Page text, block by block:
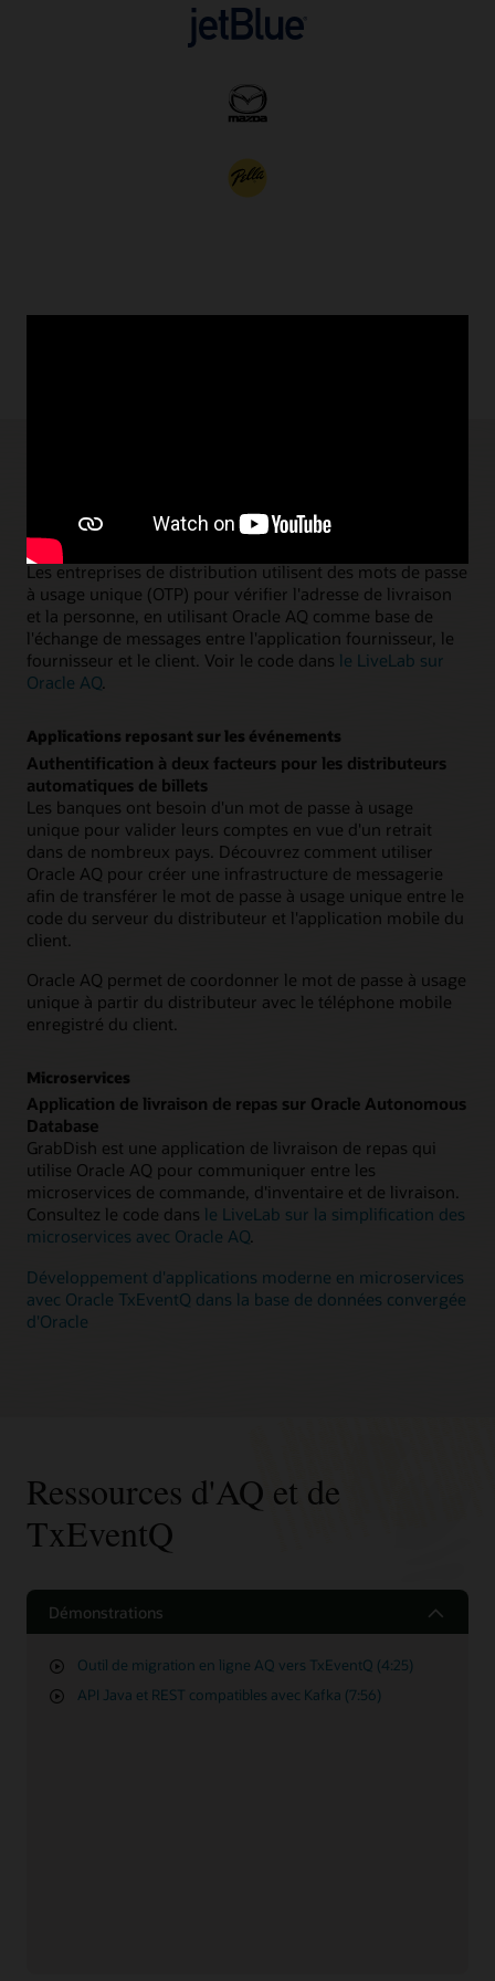
Workflows d'application
Workflow de garantie de livraison au détail
Les entreprises de distribution utilisent des mots de passe
à usage unique (OTP) pour vérifier l'adresse de livraison
et la personne, en utilisant Oracle AQ comme base de
l'échange de messages entre l'application fournisseur, le
fournisseur et le client. Voir le code dans le LiveLab sur
Oracle AQ.
Applications reposant sur les événements
Authentification à deux facteurs pour les distributeurs
automatiques de billets
Les banques ont besoin d'un mot de passe à usage
unique pour valider leurs comptes en vue d'un retrait
dans de nombreux pays. Découvrez comment utiliser
Oracle AQ pour créer une infrastructure de messagerie
afin de transférer le mot de passe à usage unique entre le
code du serveur du distributeur et l'application mobile du
client.
Oracle AQ permet de coordonner le mot de passe à usage
unique à partir du distributeur avec le téléphone mobile
enregistré du client.
Microservices
Application de livraison de repas sur Oracle Autonomous
Database
GrabDish est une application de livraison de repas qui
utilise Oracle AQ pour communiquer entre les
microservices de commande, d'inventaire et de livraison.
Consultez le code dans le LiveLab sur la simplification des
microservices avec Oracle AQ.
Développement d'applications moderne en microservices
avec Oracle TxEventQ dans la base de données convergée
d'Oracle
Ressources d'AQ et de
TxEventQ
Démonstrations
Outil de migration en ligne AQ vers TxEventQ (4:25)
API Java et REST compatibles avec Kafka (7:56)